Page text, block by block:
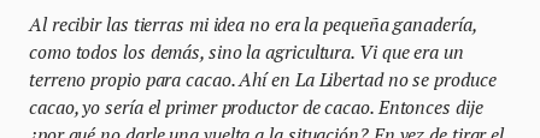
Al recibir las tierras mi idea no era la pequeña ganadería,
como todos los demás, sino la agricultura. Vi que era un
terreno propio para cacao. Ahí en La Libertad no se produce
cacao, yo sería el primer productor de cacao. Entonces dije